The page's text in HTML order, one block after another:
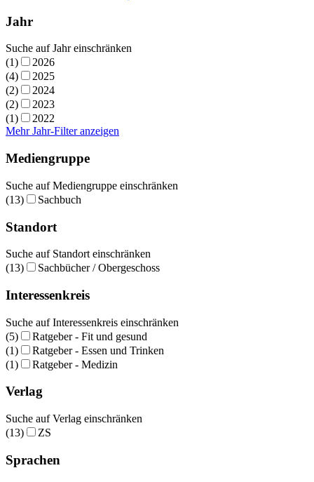
Jahr
Suche auf Jahr einschränken
(1)
2026
(4)
2025
(2)
2024
(2)
2023
(1)
2022
Mehr Jahr-Filter anzeigen
Mediengruppe
Suche auf Mediengruppe einschränken
(13)
Sachbuch
Standort
Suche auf Standort einschränken
(13)
Sachbücher / Obergeschoss
Interessenkreis
Suche auf Interessenkreis einschränken
(5)
Ratgeber - Fit und gesund
(1)
Ratgeber - Essen und Trinken
(1)
Ratgeber - Medizin
Verlag
Suche auf Verlag einschränken
(13)
ZS
Sprachen